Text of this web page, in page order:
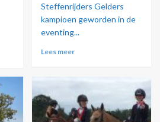
Steffenrijders Gelders
kampioen geworden in de
eventing...
Lees meer